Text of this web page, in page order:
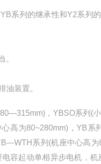
系列的继承性和Y2系列
。
油装置。
，YBSO系列(
高为80~280mm)，YB系
系列(机座中心高
容起动单相异步电机，